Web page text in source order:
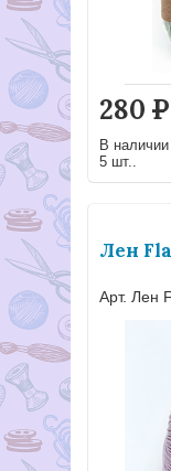
280 Р
В наличии
5 шт..
Лен
Арт. Лен